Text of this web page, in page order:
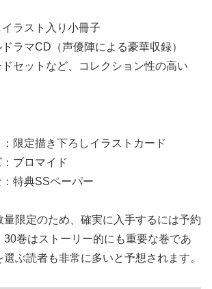
イラスト入り小冊子
ドラマCD（声優陣による豪華収録）
ドセットなど、コレクション性の高い
：限定描き下ろしイラストカード
：ブロマイド
：特典SSペーパー
量限定のため、確実に入手するには予約
30巻はストーリー的にも重要な巻であ
ぶ読者も非常に多いと予想されます。